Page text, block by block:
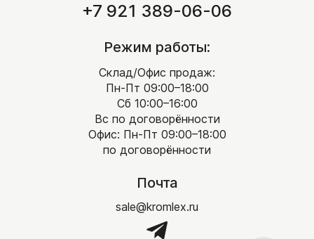
+7 921 389-06-06
Режим работы:
Склад/Офис продаж:
Пн-Пт 09:00–18:00
Сб 10:00–16:00
Вс по договорённости
Офис: Пн-Пт 09:00–18:00
по договорённости
Почта
sale@kromlex.ru